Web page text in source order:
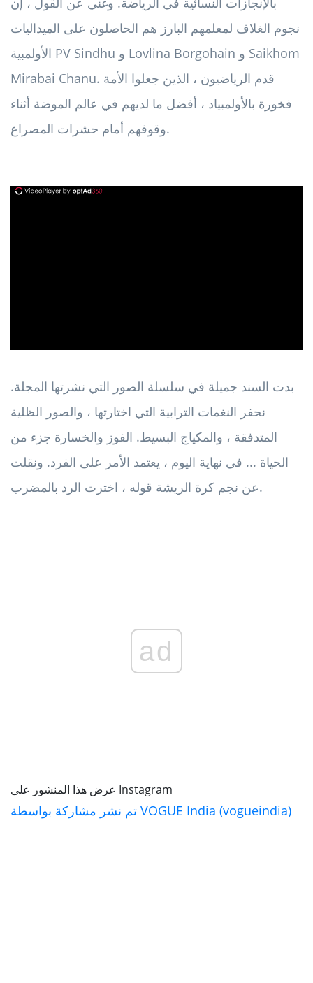
نجوم الغلاف لمعلمهم البارز هم الحاصلون على الميداليات
الأولمبية PV Sindhu و Lovlina Borgohain و Saikhom
Mirabai Chanu. قدم الرياضيون ، الذين جعلوا الأمة
فخورة بالأولمبياد ، أفضل ما لديهم في عالم الموضة أثناء
وقوفهم أمام حشرات المصراع.
بدت السند جميلة في سلسلة الصور التي نشرتها المجلة.
نحفر النغمات الترابية التي اختارتها ، والصور الظلية
المتدفقة ، والمكياج البسيط. الفوز والخسارة جزء من
الحياة ... في نهاية اليوم ، يعتمد الأمر على الفرد. ونقلت
عن نجم كرة الريشة قوله ، اخترت الرد بالمضرب.
ad
عرض هذا المنشور على Instagram
تم نشر مشاركة بواسطة VOGUE India (vogueindia)